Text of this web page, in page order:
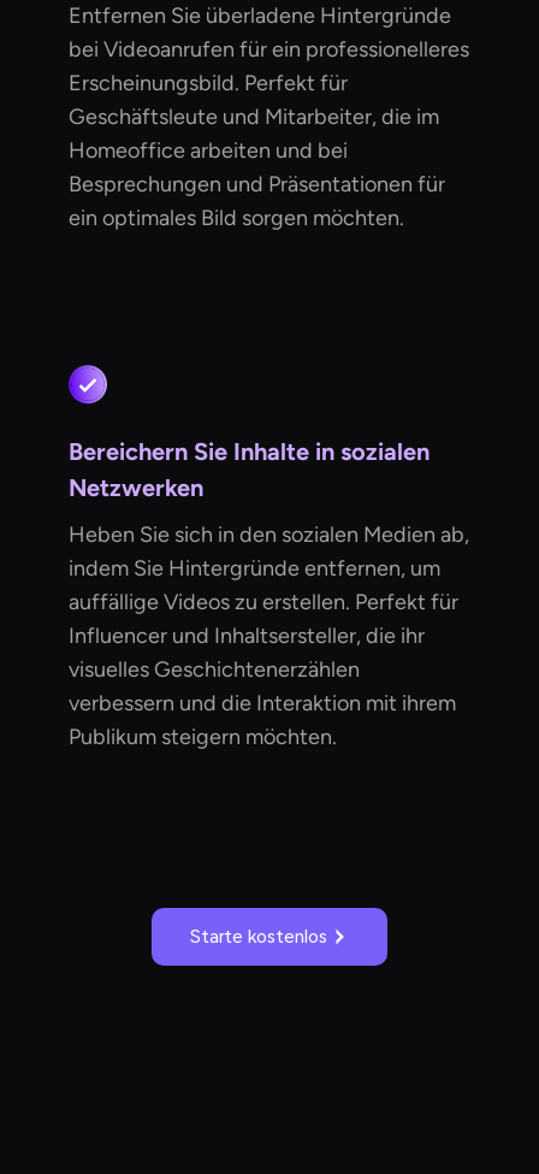
Entfernen Sie überladene Hintergründe
bei Videoanrufen für ein professionelleres
Erscheinungsbild. Perfekt für
Geschäftsleute und Mitarbeiter, die im
Homeoffice arbeiten und bei
Besprechungen und Präsentationen für
ein optimales Bild sorgen möchten.
Bereichern Sie Inhalte in sozialen
Netzwerken
Heben Sie sich in den sozialen Medien ab,
indem Sie Hintergründe entfernen, um
auffällige Videos zu erstellen. Perfekt für
Influencer und Inhaltsersteller, die ihr
visuelles Geschichtenerzählen
verbessern und die Interaktion mit ihrem
Publikum steigern möchten.
Starte kostenlos